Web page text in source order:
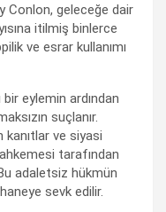
Conlon, geleceğe dair
itilmiş binlerce
ve esrar kullanımı
eylemin ardından
suçlanır.
kanıtlar ve siyasi
tarafından
adaletsiz hükmün
sevk edilir.